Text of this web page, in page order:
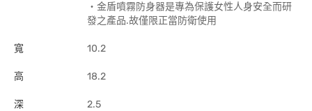
‧金盾噴霧防身器是專為保護女性人身安全而研
發之產品.故僅限正當防衛使用
寬 10.2
高 18.2
深 2.5